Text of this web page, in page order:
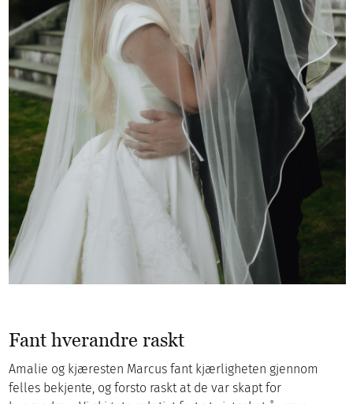
Fant hverandre raskt
Amalie og kjæresten Marcus fant kjærligheten gjennom
felles bekjente, og forsto raskt at de var skapt for